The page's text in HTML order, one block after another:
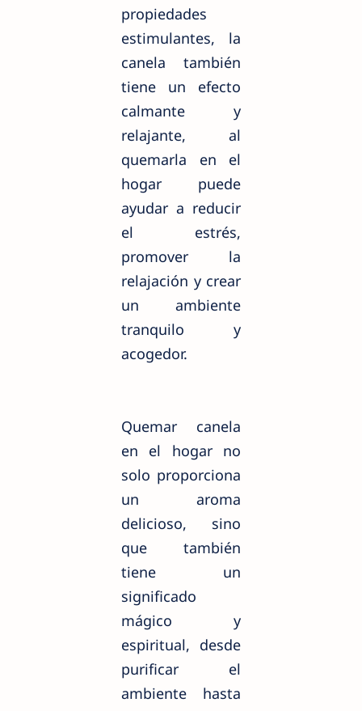
propiedades
estimulantes, la
canela también
tiene un efecto
calmante y
relajante, al
quemarla en el
hogar puede
ayudar a reducir
el estrés,
promover la
relajación y crear
un ambiente
tranquilo y
acogedor.
Quemar canela
en el hogar no
solo proporciona
un aroma
delicioso, sino
que también
tiene un
significado
mágico y
espiritual, desde
purificar el
ambiente hasta